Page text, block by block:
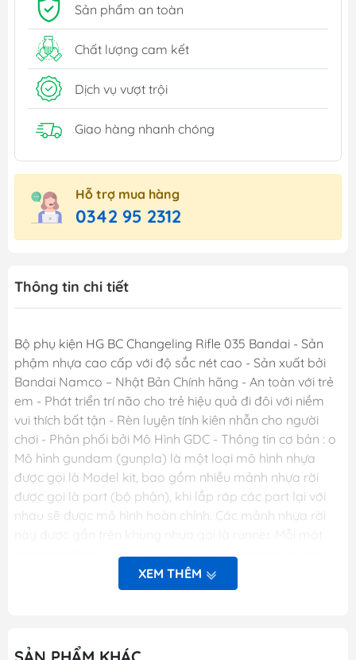
Sản phẩm an toàn
Chất lượng cam kết
Dịch vụ vượt trội
Giao hàng nhanh chóng
Hỗ trợ mua hàng
0342 95 2312
Thông tin chi tiết
Bộ phụ kiện HG BC Changeling Rifle 035 Bandai - Sản
phậm nhựa cao cấp với độ sắc nét cao - Sản xuất bởi
Bandai Namco – Nhật Bản Chính hãng - An toàn với trẻ
em - Phát triển trí não cho trẻ hiệu quả đi đôi với niềm
vui thích bất tận - Rèn luyện tính kiên nhẫn cho người
chơi - Phân phối bởi Mô Hình GDC - Thông tin cơ bản : o
Mô hình gundam (gunpla) là một loại mô hình nhựa
được gọi là Model kit, bao gồm nhiều mảnh nhựa rời
được gọi là part (bộ phận), khi lắp ráp các part lại với
nhau sẽ được mô hình hoàn chỉnh. Các mảnh nhựa rời
hộp sản phẩm Gunpla bao gồm nhiều runner và các
phụ kiện liên quan, một tập sách nhỏ (manual) bên
trong giới thiệu sơ lược về mẫu Gundam trong hộp và
muốn. o Người chơi sẽ thỏa sức sáng tạo và đam mê.
XEM THÊM